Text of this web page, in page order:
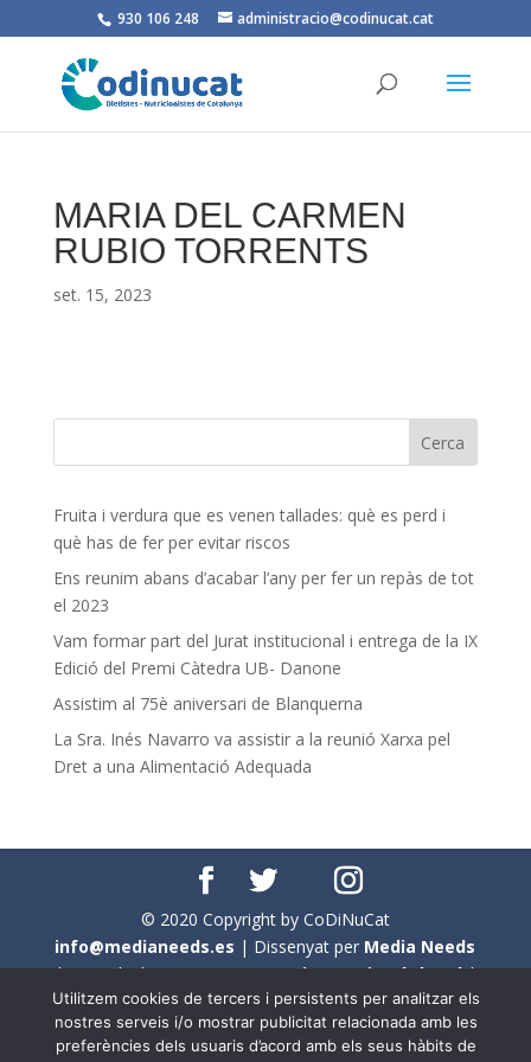
930 106 248 administracio@codinucat.cat
MARIA DEL CARMEN
RUBIO TORRENTS
set. 15, 2023
Fruita i verdura que es venen tallades: què es perd i
què has de fer per evitar riscos
Ens reunim abans d’acabar l’any per fer un repàs de tot
el 2023
Vam formar part del Jurat institucional i entrega de la IX
Edició del Premi Càtedra UB- Danone
Assistim al 75è aniversari de Blanquerna
La Sra. Inés Navarro va assistir a la reunió Xarxa pel
Dret a una Alimentació Adequada
© 2020 Copyright by CoDiNuCat
info@medianeeds.es | Dissenyat per Media Needs
| Tots els drets reservats aCoDiNuCat |Avís legal|
Avís per cookies
En aquest web s'ha tingut en compte l'ús no sexista del
Utilitzem cookies de tercers i persistents per analitzar els
nostres serveis i/o mostrar publicitat relacionada amb les
preferències dels usuaris d’acord amb els seus hàbits de